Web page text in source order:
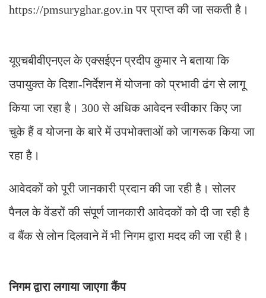
https://pmsuryghar.gov.in पर प्राप्त की जा सकती है।
यूएचबीवीएनएल के एक्सईएन प्रदीप कुमार ने बताया कि
उपायुक्त के दिशा-निर्देशन में योजना को प्रभावी ढंग से लागू
किया जा रहा है। 300 से अधिक आवेदन स्वीकार किए जा
चुके हैं व योजना के बारे में उपभोक्ताओं को जागरूक किया जा
रहा है।
आवेदकों को पूरी जानकारी प्रदान की जा रही है। सोलर
पैनल के वेंडरों की संपूर्ण जानकारी आवेदकों को दी जा रही है
व बैंक से लोन दिलवाने में भी निगम द्वारा मदद की जा रही है।
निगम द्वारा लगाया जाएगा कैंप